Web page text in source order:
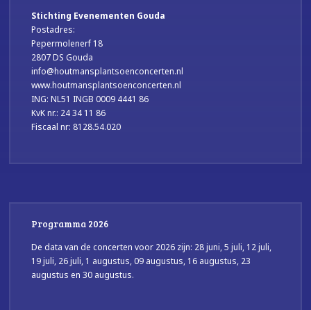
Stichting Evenementen Gouda
Postadres:
Pepermolenerf 18
2807 DS Gouda
info@houtmansplantsoenconcerten.nl
www.houtmansplantsoenconcerten.nl
ING: NL51 INGB 0009 4441 86
KvK nr.: 24 34 11 86
Fiscaal nr: 8128.54.020
Programma 2026
De data van de concerten voor 2026 zijn: 28 juni, 5 juli, 12 juli,
19 juli, 26 juli, 1 augustus, 09 augustus, 16 augustus, 23
augustus en 30 augustus.